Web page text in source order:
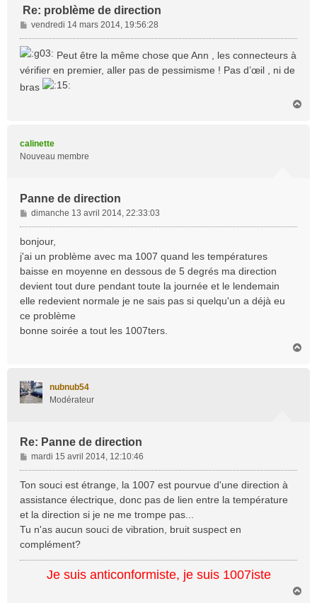
Re: problème de direction
M
e
s
a
g
vendredi 14 mars 2014, 19:56:28
Peut être la même chose que Ann , les connecteurs à
vérifier en premier, aller pas de pessimisme ! Pas d’œil , ni de
bras
calinette
Nouveau membre
Panne de direction
M
e
s
s
g
e
dimanche 13 avril 2014, 22:33:03
bonjour,
j'ai un problème avec ma 1007 quand les températures
baisse en moyenne en dessous de 5 degrés ma direction
devient tout dure pendant toute la journée et le lendemain
elle redevient normale je ne sais pas si quelqu'un a déjà eu
ce problème
bonne soirée a tout les 1007ters.
nubnub54
Modérateur
Re: Panne de direction
M
e
s
g
e
mardi 15 avril 2014, 12:10:46
Ton souci est étrange, la 1007 est pourvue d'une direction à
assistance électrique, donc pas de lien entre la température
et la direction si je ne me trompe pas...
Tu n'as aucun souci de vibration, bruit suspect en
complément?
Je suis anticonformiste, je suis 1007iste